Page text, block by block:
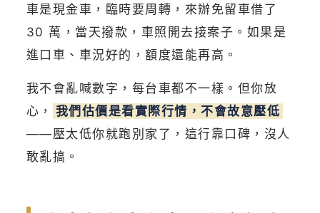
車是現金車，臨時要周轉，來辦免留車借了
30 萬，當天撥款，車照開去接案子。如果是
進口車、車況好的，額度還能再高。
我不會亂喊數字，每台車都不一樣。但你放
心，
我們估價是看實際行情，不會故意壓低
——壓太低你就跑別家了，這行靠口碑，沒人
敢亂搞。